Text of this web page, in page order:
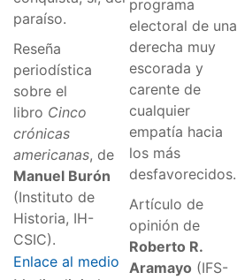
paraíso.
Reseña
periodística
sobre el
libro Cinco
crónicas
americanas, de
Manuel Burón
(Instituto de
Historia, IH-
CSIC).
Enlace al medio
programa
electoral de una
derecha muy
escorada y
carente de
cualquier
empatía hacia
los más
desfavorecidos.
Artículo de
opinión de
Roberto R.
Aramayo (IFS-